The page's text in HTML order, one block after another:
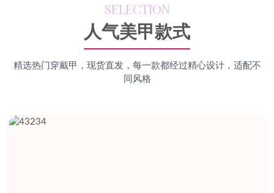
SELECTION
人气美甲款式
精选热门穿戴甲，现货直发，每一款都经过精心设计，适配不
同风格